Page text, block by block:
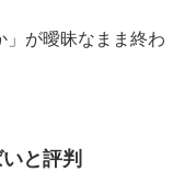
」が曖昧なまま終わ
と評判